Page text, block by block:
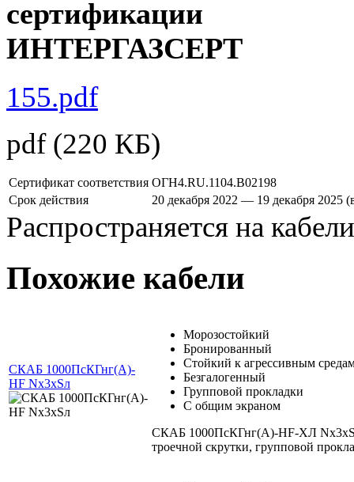
155.pdf
pdf(220 КБ)
Сертификат соответствия ОГН4.RU.1104.В02198
Срок действия
20 декабря 2022 — 19 декабря 2025
Распространяется на
Похожие кабели
СКАБ 1000ПсКГнг(А)-
HF Nx3xSл
Морозостойкий
Бронированный
Стойкий к агрессивным
Безгалогенный
Групповой прокладки
С общим экраном
СКАБ 1000ПсКГнг(А)-HF-ХЛ
троечной скрутки, групповой